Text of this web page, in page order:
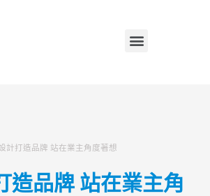
計打造品牌 站在業主角度著想
造品牌 站在業主角